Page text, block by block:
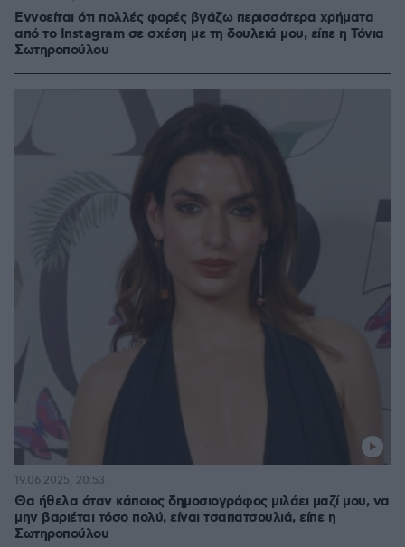
Εννοείται ότι πολλές φορές βγάζω περισσότερα χρήματα
από το Instagram σε σχέση με τη δουλειά μου, είπε η Τόνια
Σωτηροπούλου
Θα ήθελα όταν κάποιος δημοσιογράφος μιλάει μαζί μου, να
μην βαριέται τόσο πολύ, είναι τσαπατσουλιά, είπε η
Σωτηροπούλου
19.06.2025, 20:53